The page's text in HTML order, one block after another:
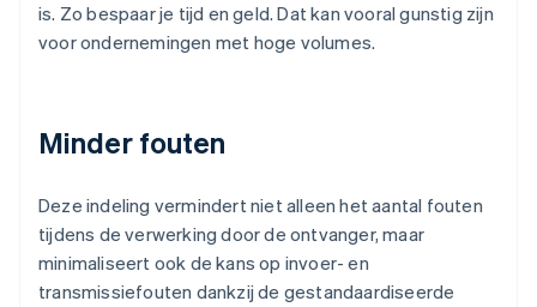
is. Zo bespaar je tijd en geld. Dat kan vooral gunstig zijn
voor ondernemingen met hoge volumes.
Minder fouten
Deze indeling vermindert niet alleen het aantal fouten
tijdens de verwerking door de ontvanger, maar
minimaliseert ook de kans op invoer- en
transmissiefouten dankzij de gestandaardiseerde